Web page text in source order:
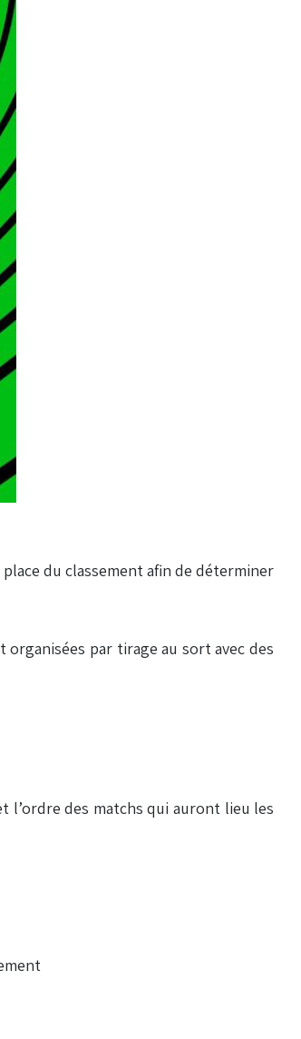
du classement afin de déterminer
par tirage au sort avec des
l’ordre des matchs qui auront lieu les